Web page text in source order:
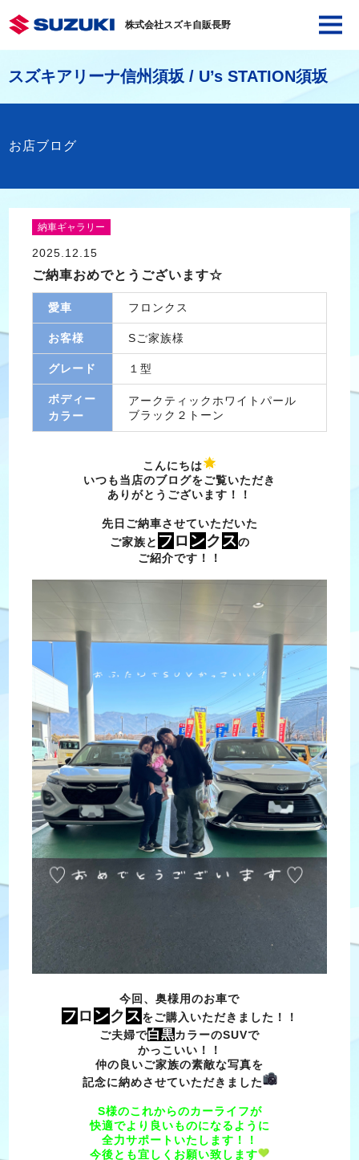
株式会社スズキ自販長野
スズキアリーナ信州須坂 / U’s STATION須坂
お店ブログ
納車ギャラリー
2025.12.15
ご納車おめでとうございます☆
愛車 フロンクス
お客様 Sご家族様
グレード １型
ボディー
カラー
アークティックホワイトパール
ブラック２トーン
こんにちは
いつも当店のブログをご覧いただき
ありがとうございます！！
先日ご納車させていただいた
ご家族と フ ロ ンク スの
ご紹介です！！
今回、奥様用のお車で
フ ロ ンク ス をご購入いただきました！！
ご夫婦で白黒カラーのSUVで
かっこいい！！
仲の良いご家族の素敵な写真を
記念に納めさせていただきました
S様のこれからのカーライフが
快適でより良いものになるように
全力サポートいたします！！
今後とも宜しくお願い致します